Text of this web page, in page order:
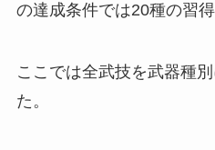
の達成条件では20種の習
ここでは全武技を武器種
た。